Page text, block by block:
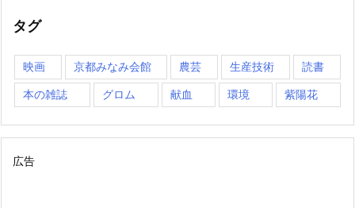
タグ
映画 京都みなみ会館 農芸 生産技術 読書
本の雑誌 グロム 献血 環境 紫陽花
広告